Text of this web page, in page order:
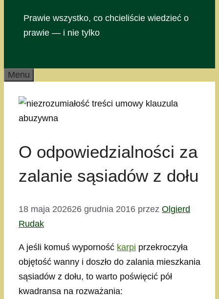
Prawie wszystko, co chcieliście wiedzieć o
prawie — i nie tylko
Menu
O odpowiedzialności za
zalanie sąsiadów z dołu
18 maja 202626 grudnia 2016 przez Olgierd
Rudak
A jeśli komuś wyporność karpi przekroczyła
objętość wanny i doszło do zalania mieszkania
sąsiadów z dołu, to warto poświęcić pół
kwadransa na rozważania: